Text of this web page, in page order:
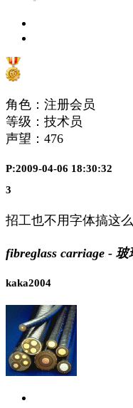
角色：注册会员
等级：技术员
声望： 476
P:2009-04-06 18:30:32
3
招工也不用字体搞这
fibreglass carriage -
kaka2004